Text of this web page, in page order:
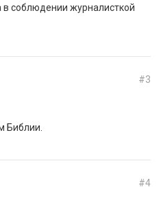
соблюдении журналисткой
#3
Библии.
#4